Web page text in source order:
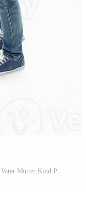
Süd-Ost asiatisch Familie Eltern Tochter Vater Mutter Kind Pose glücklich Lage tragen auf Weiß Hintergrund Pro Foto